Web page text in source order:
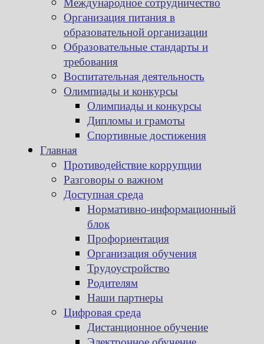
Организация питания в
образовательной организации
Образовательные стандарты и
требования
Воспитательная деятельность
Олимпиады и конкурсы
Олимпиады и конкурсы
Дипломы и грамоты
Спортивные достижения
Главная
Противодействие коррупции
Разговоры о важном
Доступная среда
Нормативно-информационный
блок
Профориентация
Организация обучения
Трудоустройство
Родителям
Наши партнеры
Цифровая среда
Дистанционное обучение